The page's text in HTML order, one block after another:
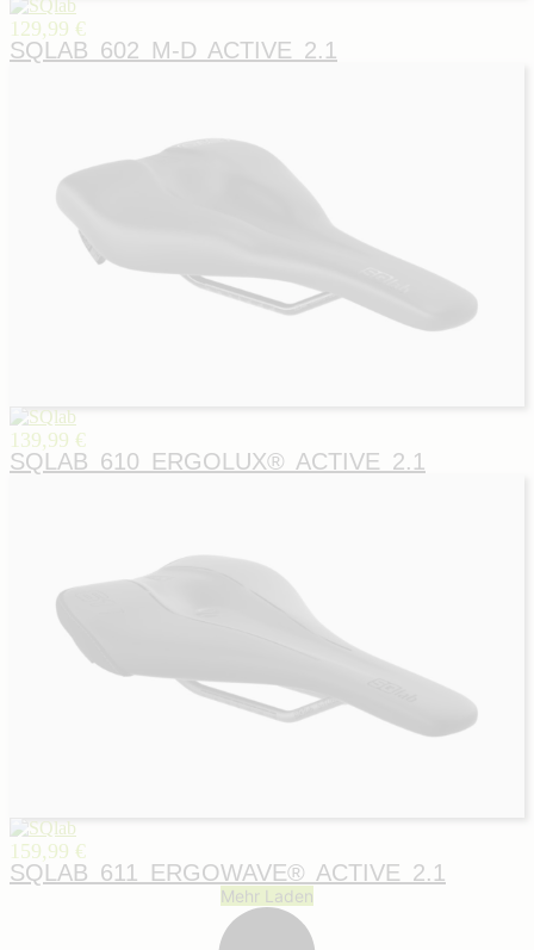
129,99 €
SQLAB 602 M-D ACTIVE 2.1
139,99 €
SQLAB 610 ERGOLUX® ACTIVE 2.1
159,99 €
SQLAB 611 ERGOWAVE® ACTIVE 2.1
Mehr Laden